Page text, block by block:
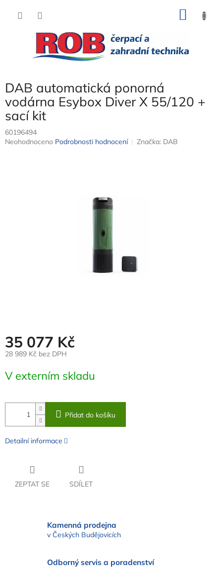
DAB automatická ponorná
vodárna Esybox Diver X 55/120 +
sací kit
60196494
Průměrné
Neohodnoceno Podrobnosti hodnocení Značka: DAB
35 077 Kč
28 989 Kč bez DPH
cena:
V externím skladu
Přidat do košíku
Detailní informace
ZEPTAT SE SDÍLET
Kamenná prodejna
v Českých Budějovicích
Odborný servis a poradenství